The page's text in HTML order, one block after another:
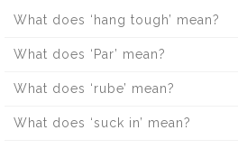
What does ‘hang tough’ mean?
What does ‘Par’ mean?
What does ‘rube’ mean?
What does ‘suck in’ mean?